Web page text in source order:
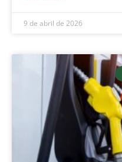
9 de abril de 2026